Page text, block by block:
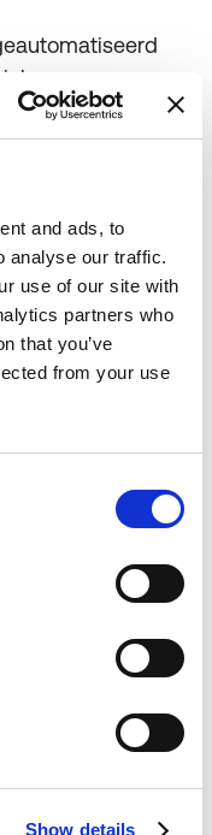
and ads, to
analyse our traffic.
use of our site with
partners who
that you’ve
from your use
Show details
op
ontwerp
helpdesk en biedt
en
inzichten in het
Microsoft Azure-